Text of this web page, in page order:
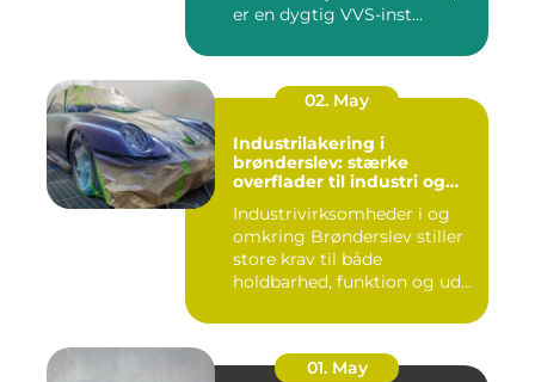
er en dygtig VVS-inst...
02. May
Industrilakering i
brønderslev: stærke
overflader til industri og
Industrivirksomheder i og
omkring Brønderslev stiller
store krav til både
holdbarhed, funktion og ud...
01. May